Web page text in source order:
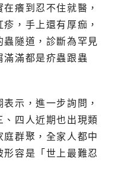
癢到忍不住就醫，
，手上還有厚痂，
隧道，診斷為罕見
滿滿都是疥蟲跟蟲
示，進一步詢問，
四人近期也出現類
群聚，全家人都中
容是「世上最難忍